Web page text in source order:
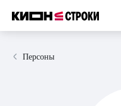
Персоны